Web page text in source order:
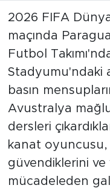
2026 FIFA
maçında
Futbol
Stadyumu'ndaki
basın
Avustralya
dersleri
kanat
güvendiklerini ve
mücadeleden